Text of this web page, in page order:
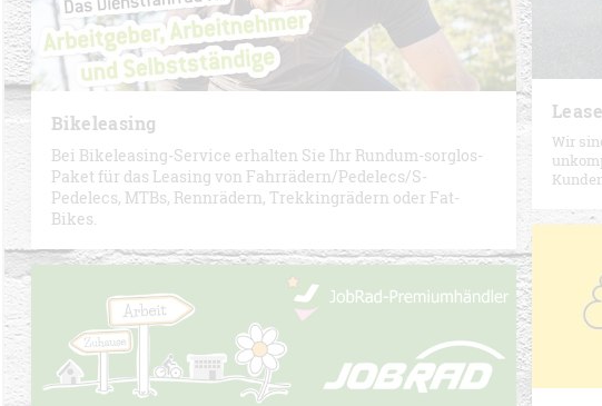
Bikeleasing
Bei Bikeleasing-Service erhalten Sie Ihr Rundum-sorglos-
Paket für das Leasing von Fahrrädern/Pedelecs/S-
Pedelecs, MTBs, Rennrädern, Trekkingrädern oder Fat-
Bikes.
Wir